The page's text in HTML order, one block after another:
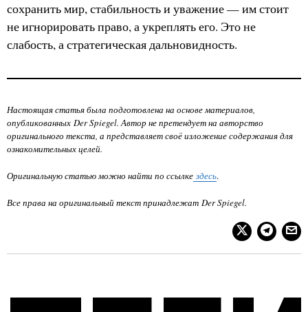
сохранить мир, стабильность и уважение — им стоит
не игнорировать право, а укреплять его. Это не
слабость, а стратегическая дальновидность.
Настоящая статья была подготовлена на основе материалов,
опубликованных Der Spiegel. Автор не претендует на авторство
оригинального текста, а представляет своё изложение содержания для
ознакомительных целей.
Оригинальную статью можно найти по ссылке здесь.
Все права на оригинальный текст принадлежат Der Spiegel.